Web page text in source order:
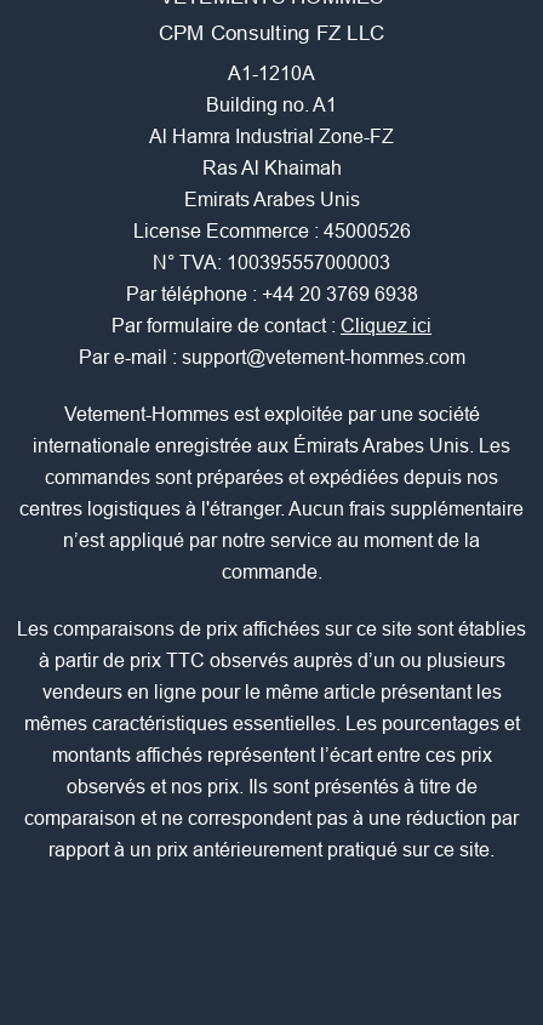
CPM Consulting FZ LLC
A1-1210A
Building no. A1
Al Hamra Industrial Zone-FZ
Ras Al Khaimah
Emirats Arabes Unis
License Ecommerce : 45000526
N° TVA: 100395557000003
Par téléphone : +44 20 3769 6938
Par formulaire de contact : Cliquez ici
Par e-mail : support@vetement-hommes.com
Vetement-Hommes est exploitée par une société
internationale enregistrée aux Émirats Arabes Unis. Les
commandes sont préparées et expédiées depuis nos
centres logistiques à l'étranger. Aucun frais supplémentaire
n’est appliqué par notre service au moment de la
commande.
Les comparaisons de prix affichées sur ce site sont établies
à partir de prix TTC observés auprès d’un ou plusieurs
vendeurs en ligne pour le même article présentant les
mêmes caractéristiques essentielles. Les pourcentages et
montants affichés représentent l’écart entre ces prix
observés et nos prix. Ils sont présentés à titre de
comparaison et ne correspondent pas à une réduction par
rapport à un prix antérieurement pratiqué sur ce site.